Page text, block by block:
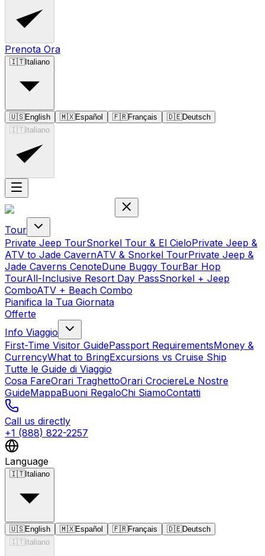
Prenota Ora
🇮🇹Italiano
🇺🇸English 🇲🇽Español 🇫🇷Français 🇩🇪Deutsch
🇮🇹 Italiano
Tour
Private Jeep TourSnorkel Tour & El CieloPrivate Jeep &
ATV to Jade CavernATV & Snorkel TourPrivate Jeep &
Jade Caverns CenoteDune Buggy TourBar Hop
TourAll-Inclusive Resort Day PassSnorkel + Jeep
ComboATV + Beach Combo
Pianifica la Tua Giornata
Offerte
Info Viaggio
First-Time Visitor GuidePassport RequirementsMoney &
CurrencyWhat to BringExcursions vs Cruise Ship
Tutte le Guide di Viaggio
Cosa FareOrari TraghettoOrari CrociereLe Nostre
GuideMappaBuoni RegaloChi SiamoContatti
Call us directly
+1 (888) 822-2257
Language
🇮🇹Italiano
🇺🇸English 🇲🇽Español 🇫🇷Français 🇩🇪Deutsch
🇮🇹 Italiano